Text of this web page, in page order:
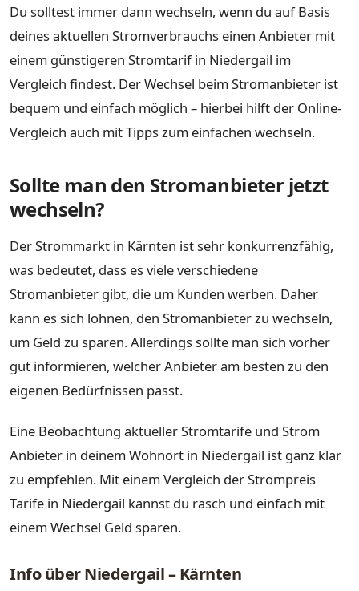
Du solltest immer dann wechseln, wenn du auf Basis
deines aktuellen Stromverbrauchs einen Anbieter mit
einem günstigeren Stromtarif in Niedergail im
Vergleich findest. Der Wechsel beim Stromanbieter ist
bequem und einfach möglich – hierbei hilft der Online-
Vergleich auch mit Tipps zum einfachen wechseln.
Sollte man den Stromanbieter jetzt
wechseln?
Der Strommarkt in Kärnten ist sehr konkurrenzfähig,
was bedeutet, dass es viele verschiedene
Stromanbieter gibt, die um Kunden werben. Daher
kann es sich lohnen, den Stromanbieter zu wechseln,
um Geld zu sparen. Allerdings sollte man sich vorher
gut informieren, welcher Anbieter am besten zu den
eigenen Bedürfnissen passt.
Eine Beobachtung aktueller Stromtarife und Strom
Anbieter in deinem Wohnort in Niedergail ist ganz klar
zu empfehlen. Mit einem Vergleich der Strompreis
Tarife in Niedergail kannst du rasch und einfach mit
einem Wechsel Geld sparen.
Info über Niedergail – Kärnten